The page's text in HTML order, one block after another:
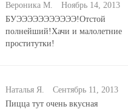
Вероника М.
Ноябрь 14, 2013
БУЭЭЭЭЭЭЭЭЭЭЭ!Отстой
полнейший!Хачи и малолетние
проститутки!
Наталья Я.
Сентябрь 11, 2013
Пицца тут очень вкусная